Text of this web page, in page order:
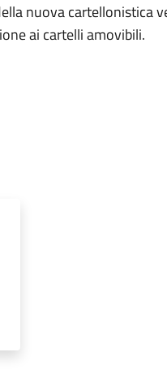
nuova cartellonistica
ai cartelli amovibili.